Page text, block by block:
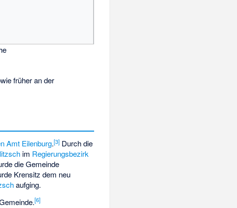
früher an der
Amt Eilenburg.[3] Durch die
im Regierungsbezirk
die Gemeinde
Krensitz dem neu
aufging.
[6]